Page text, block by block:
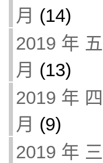
月 (14)
2019 年 五
月 (13)
2019 年 四
月 (9)
2019 年 三